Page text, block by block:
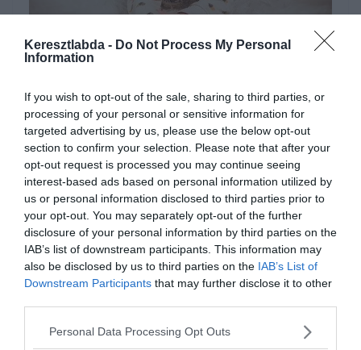
Keresztlabda - Do Not Process My Personal
Information
If you wish to opt-out of the sale, sharing to third parties, or
processing of your personal or sensitive information for
targeted advertising by us, please use the below opt-out
section to confirm your selection. Please note that after your
opt-out request is processed you may continue seeing
interest-based ads based on personal information utilized by
us or personal information disclosed to third parties prior to
your opt-out. You may separately opt-out of the further
disclosure of your personal information by third parties on the
IAB’s list of downstream participants. This information may
also be disclosed by us to third parties on the IAB’s List of
Downstream Participants that may further disclose it to other
Personal Data Processing Opt Outs
Hirdetés